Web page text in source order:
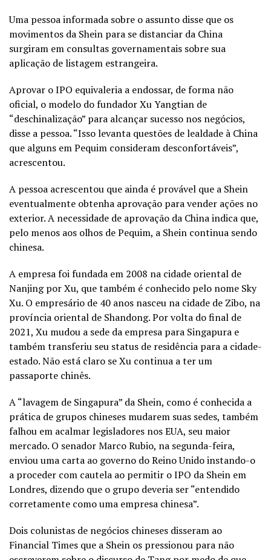
Uma pessoa informada sobre o assunto disse que os
movimentos da Shein para se distanciar da China
surgiram em consultas governamentais sobre sua
aplicação de listagem estrangeira.
Aprovar o IPO equivaleria a endossar, de forma não
oficial, o modelo do fundador Xu Yangtian de
“deschinalização” para alcançar sucesso nos negócios,
disse a pessoa. “Isso levanta questões de lealdade à China
que alguns em Pequim consideram desconfortáveis”,
acrescentou.
A pessoa acrescentou que ainda é provável que a Shein
eventualmente obtenha aprovação para vender ações no
exterior. A necessidade de aprovação da China indica que,
pelo menos aos olhos de Pequim, a Shein continua sendo
chinesa.
A empresa foi fundada em 2008 na cidade oriental de
Nanjing por Xu, que também é conhecido pelo nome Sky
Xu. O empresário de 40 anos nasceu na cidade de Zibo, na
província oriental de Shandong. Por volta do final de
2021, Xu mudou a sede da empresa para Singapura e
também transferiu seu status de residência para a cidade-
estado. Não está claro se Xu continua a ter um
passaporte chinês.
A “lavagem de Singapura” da Shein, como é conhecida a
prática de grupos chineses mudarem suas sedes, também
falhou em acalmar legisladores nos EUA, seu maior
mercado. O senador Marco Rubio, na segunda-feira,
enviou uma carta ao governo do Reino Unido instando-o
a proceder com cautela ao permitir o IPO da Shein em
Londres, dizendo que o grupo deveria ser “entendido
corretamente como uma empresa chinesa”.
Dois colunistas de negócios chineses disseram ao
Financial Times que a Shein os pressionou para não